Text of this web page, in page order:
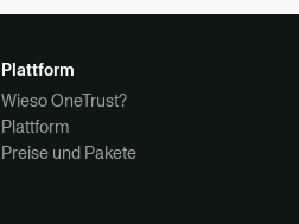
Plattform
Wieso OneTrust?
Plattform
Preise und Pakete